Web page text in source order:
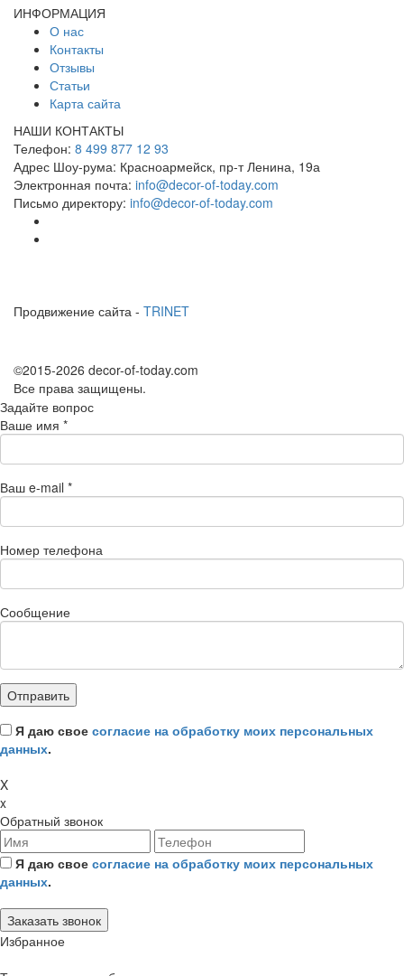
ИНФОРМАЦИЯ
О нас
Контакты
Отзывы
Статьи
Карта сайта
НАШИ КОНТАКТЫ
Телефон: 8 499 877 12 93
Адрес Шоу-рума: Красноармейск, пр-т Ленина, 19а
Электронная почта: info@decor-of-today.com
Письмо директору: info@decor-of-today.com
Продвижение сайта - TRINET
©2015-2026 decor-of-today.com
Все права защищены.
Задайте вопрос
Ваше имя *
Ваш e-mail *
Номер телефона
Сообщение
Я даю свое согласие на обработку моих персональных
данных.
X
x
Обратный звонок
Я даю свое согласие на обработку моих персональных
данных.
Избранное